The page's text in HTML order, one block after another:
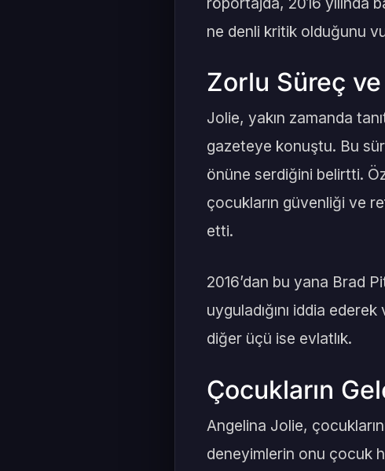
ne denli kritik olduğunu
Zorlu Süreç
Jolie, yakın zamanda
gazeteye konuştu. Bu
önüne serdiğini belirtti.
çocukların güvenliği ve
etti.
2016’dan bu yana Brad
uyguladığını iddia
diğer üçü ise evlatlık.
Çocukların
Angelina Jolie,
deneyimlerin onu çocuk